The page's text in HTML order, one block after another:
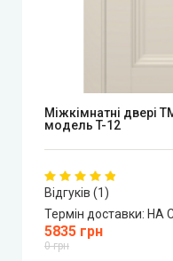
Міжкімнатні двері
модель T-12
Відгуків (1)
Термін доставки: НА
5835 грн
0 грн